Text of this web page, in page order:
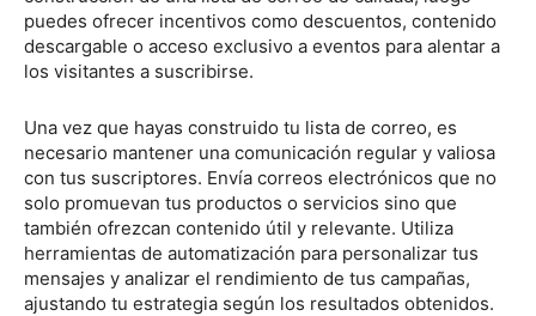
puedes ofrecer incentivos como descuentos, contenido
descargable o acceso exclusivo a eventos para alentar a
los visitantes a suscribirse.
Una vez que hayas construido tu lista de correo, es
necesario mantener una comunicación regular y valiosa
con tus suscriptores. Envía correos electrónicos que no
solo promuevan tus productos o servicios sino que
también ofrezcan contenido útil y relevante. Utiliza
herramientas de automatización para personalizar tus
mensajes y analizar el rendimiento de tus campañas,
ajustando tu estrategia según los resultados obtenidos.